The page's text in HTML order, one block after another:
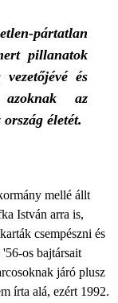
pártatlan
pillanatok
és
az
életét.
mellé állt
István arra is,
csempészni és
os bajtársait
járó plusz
írta alá, ezért 1992.